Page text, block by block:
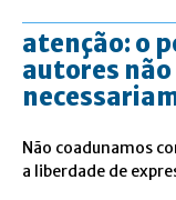
atenção: o
autores
Não coadunamos
a liberdade de